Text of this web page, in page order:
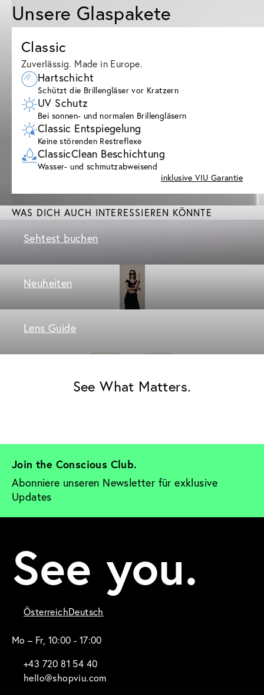
Unsere Glaspakete
Classic
Zuverlässig. Made in Europe.
Hartschicht
Schützt die Brillengläser vor Kratzern
UV Schutz
Bei sonnen- und normalen Brillengläsern
Classic Entspiegelung
Keine störenden Restreflexe
ClassicClean Beschichtung
Wasser- und schmutzabweisend
inklusive VIU Garantie
WAS DICH AUCH INTERESSIEREN KÖNNTE
Sehtest buchen
Neuheiten
Lens Guide
See What Matters.
Join the Conscious Club.
Abonniere unseren Newsletter für exklusive
Updates
See you.
ÖsterreichDeutsch
Mo – Fr, 10:00 - 17:00
+43 720 81 54 40
hello@shopviu.com